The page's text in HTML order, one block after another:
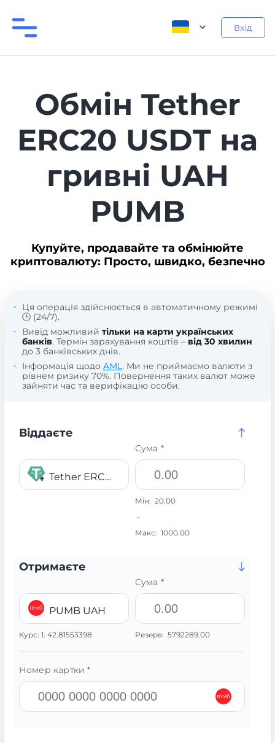
Вхід
Обмін Tether
ERC20 USDT на
гривні UAH
PUMB
Купуйте, продавайте та обмінюйте
криптовалюту: Просто, швидко, безпечно
Ця операція здійснюється в автоматичному режимі
🕒 (24/7).
Вивід можливий тільки на карти українських
банків. Термін зарахування коштів – від 30 хвилин
до 3 банківських днів.
Інформація щодо AML. Ми не приймаємо валюти з
рівнем ризику 70%. Повернення таких валют може
зайняти час та верифікацію особи.
Віддаєте
Tether ERC20 USDT
Сума *
Мін: 20.00
-
Макс: 1000.00
Отримаєте
PUMB UAH
Курс: 1: 42.81553398
Сума *
Резерв: 5792289.00
Номер картки *